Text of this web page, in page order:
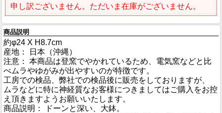
申し訳ございません。ただいま在庫がございません。
商品説明
約φ24 X H8.7cm
産地： 日本（沖縄）
注意： 本商品は登窯でやかれているため、電気窯などと比
べムラやゆがみが出やすいのが特徴です。
工房での検品、弊社での検品後に販売をしておりますが、
ムラなどに特に神経質なお客様につきましてはご購入をお控
え頂きますようお願いいたします。
商品説明： ドーンと深い、大鉢。